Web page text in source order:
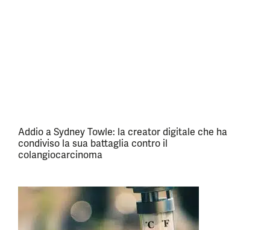
Addio a Sydney Towle: la creator digitale che ha
condiviso la sua battaglia contro il
colangiocarcinoma